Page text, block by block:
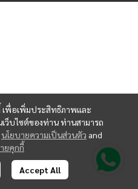
เพื่อเพิ่มประสิทธิภาพและ
ว็บไซต์ของท่าน ท่านสามารถ
นโยบายความเป็นส่วนตัว and
ยคุกกี้
Accept All